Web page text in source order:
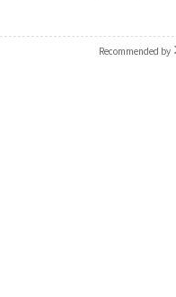
Recommended by